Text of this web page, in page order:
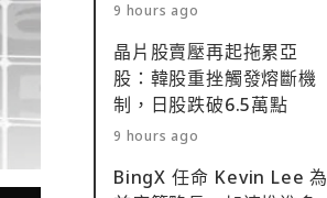
9 hours ago
晶片股賣壓再起拖累亞
股：韓股重挫觸發熔斷機
制，日股跌破6.5萬點
9 hours ago
BingX 任命 Kevin Lee 為